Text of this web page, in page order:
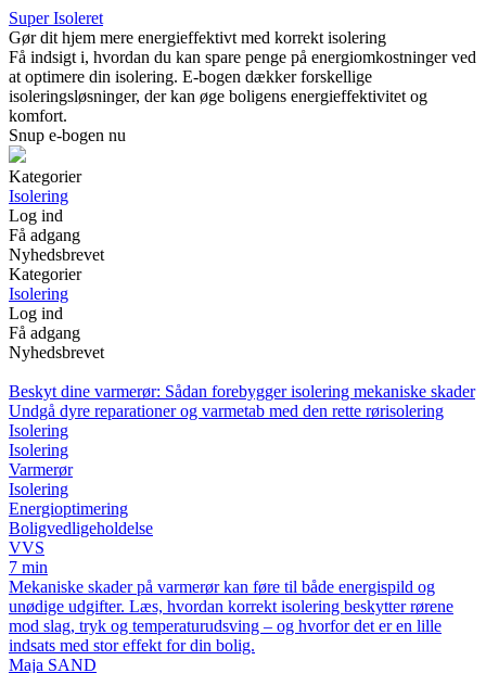
Super Isoleret
Gør dit hjem mere energieffektivt med korrekt isolering
Få indsigt i, hvordan du kan spare penge på energiomkostninger ved
at optimere din isolering. E-bogen dækker forskellige
isoleringsløsninger, der kan øge boligens energieffektivitet og
komfort.
Snup e-bogen nu
Kategorier
Isolering
Log ind
Få adgang
Nyhedsbrevet
Kategorier
Isolering
Log ind
Få adgang
Nyhedsbrevet
Beskyt dine varmerør: Sådan forebygger isolering mekaniske skader
Undgå dyre reparationer og varmetab med den rette rørisolering
Isolering
Isolering
Varmerør
Isolering
Energioptimering
Boligvedligeholdelse
VVS
7 min
Mekaniske skader på varmerør kan føre til både energispild og
unødige udgifter. Læs, hvordan korrekt isolering beskytter rørene
mod slag, tryk og temperaturudsving – og hvorfor det er en lille
indsats med stor effekt for din bolig.
Maja SAND